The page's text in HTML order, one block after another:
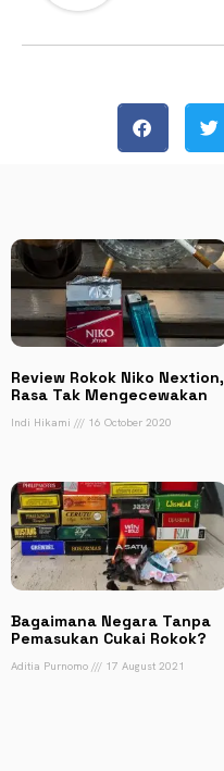
Review Rokok Niko Nextion,
Rasa Tak Mengecewakan
Indi Hikami 16 October 2020
Bagaimana Negara Tanpa
Pemasukan Cukai Rokok?
Aditia Purnomo 17 August 2021